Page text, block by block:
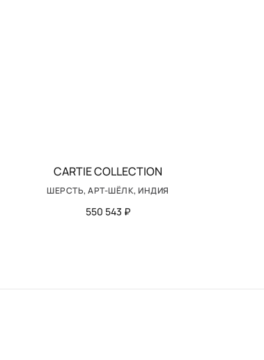
CARTIE COLLECTION
ШЕРСТЬ, АРТ-ШЁЛК, ИНДИЯ
550 543 ₽